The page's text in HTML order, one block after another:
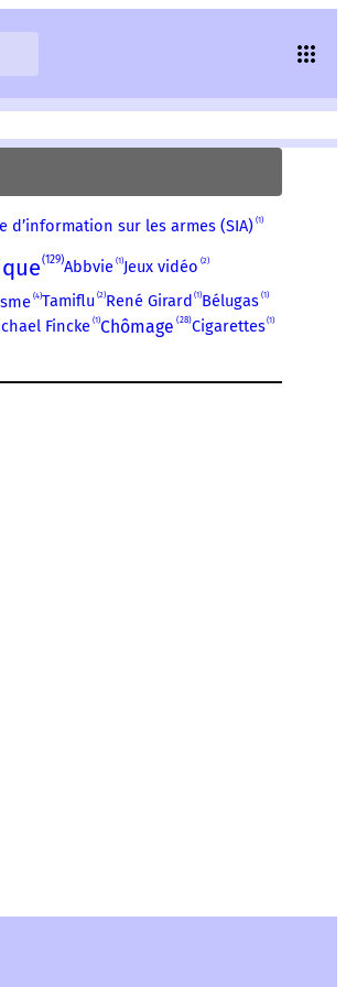
d’information sur les armes (SIA) 1
129 Abbvie 1 Jeux vidéo 2
4 Tamiflu 2 René Girard 1 Bélugas 1
Fincke 1 Chômage 28 Cigarettes 1